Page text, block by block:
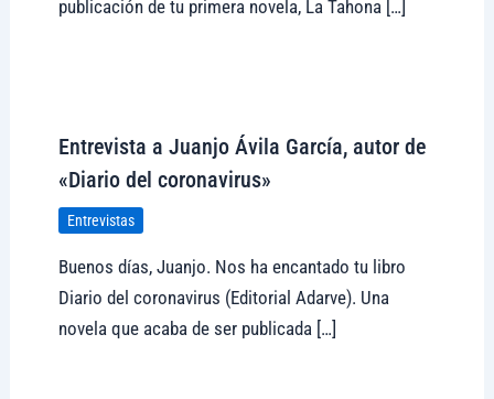
publicación de tu primera novela, La Tahona […]
Entrevista a Juanjo Ávila García, autor de
«Diario del coronavirus»
Entrevistas
Buenos días, Juanjo. Nos ha encantado tu libro
Diario del coronavirus (Editorial Adarve). Una
novela que acaba de ser publicada […]